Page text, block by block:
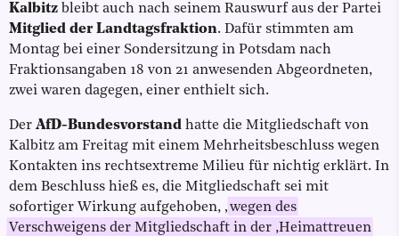
Kalbitz bleibt auch nach seinem Rauswurf aus der Partei
Mitglied der Landtagsfraktion. Dafür stimmten am
Montag bei einer Sondersitzung in Potsdam nach
Fraktionsangaben 18 von 21 anwesenden Abgeordneten,
zwei waren dagegen, einer enthielt sich.
Der AfD-Bundesvorstand hatte die Mitgliedschaft von
Kalbitz am Freitag mit einem Mehrheitsbeschluss wegen
Kontakten ins rechtsextreme Milieu für nichtig erklärt. In
dem Beschluss hieß es, die Mitgliedschaft sei mit
sofortiger Wirkung aufgehoben, „wegen des
Verschweigens der Mitgliedschaft in der ,Heimattreuen